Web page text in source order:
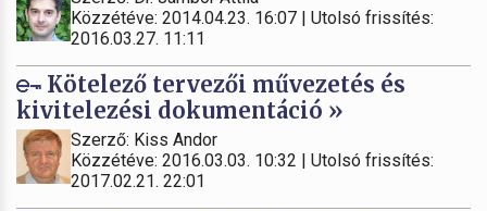
Közzétéve: 2014.04.23. 16:07 | Utolsó frissítés:
2016.03.27. 11:11
Kötelező tervezői művezetés és
kivitelezési dokumentáció »
Szerző: Kiss Andor
Közzétéve: 2016.03.03. 10:32 | Utolsó frissítés:
2017.02.21. 22:01